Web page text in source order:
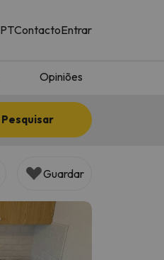
PTContactoEntrar
Opiniões
Pesquisar
Guardar